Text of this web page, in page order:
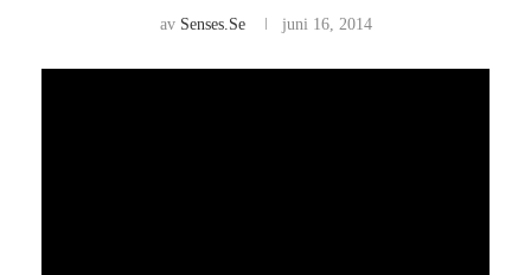
av Senses.se juni 16, 2014